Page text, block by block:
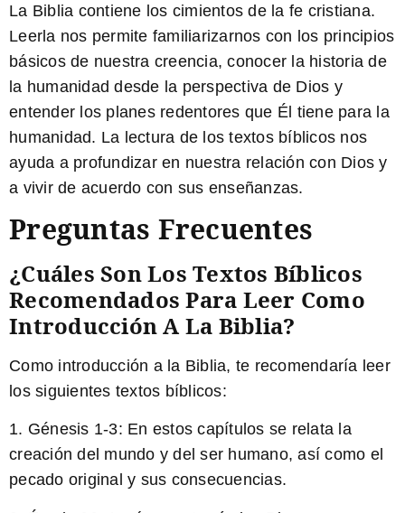
La Biblia contiene los cimientos de la fe cristiana.
Leerla nos permite familiarizarnos con los principios
básicos de nuestra creencia, conocer la historia de
la humanidad desde la perspectiva de Dios y
entender los planes redentores que Él tiene para la
humanidad. La lectura de los textos bíblicos nos
ayuda a profundizar en nuestra relación con Dios y
a vivir de acuerdo con sus enseñanzas.
Preguntas Frecuentes
¿Cuáles Son Los Textos Bíblicos
Recomendados Para Leer Como
Introducción A La Biblia?
Como introducción a la Biblia, te recomendaría leer
los siguientes textos bíblicos:
1. Génesis 1-3: En estos capítulos se relata la
creación del mundo y del ser humano, así como el
pecado original y sus consecuencias.